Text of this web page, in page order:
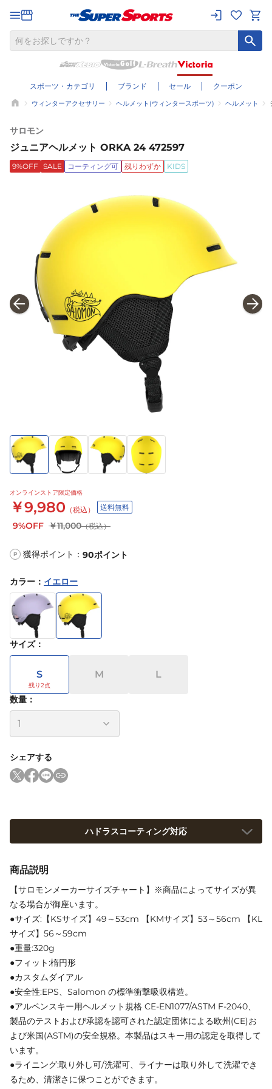
スポーツ・カテゴリ ブランド セール クーポン
ウィンターアクセサリー ヘルメット(ウィンタースポーツ) ヘルメット
サロモン
ジュニアヘルメット ORKA 24 472597
9%OFF SALE コーティング可 残りわずか KIDS
オンラインストア限定価格
￥9,980 （税込） 送料無料
9%OFF ￥11,000（税込）
P 獲得ポイント： 90ポイント
カラー ： イエロー
サイズ：
S M L
数量：
シェアする
ハドラスコーティング対応
商品説明
【サロモンメーカーサイズチャート】※商品によってサイズが異
なる場合が御座います。
●サイズ:【KSサイズ】49～53cm 【KMサイズ】53～56cm 【KL
サイズ】56～59cm
●重量:320g
●フィット:楕円形
●カスタムダイアル
●安全性:EPS、Salomon の標準衝撃吸収構造。
●アルペンスキー用ヘルメット規格 CE-EN1077/ASTM F-2040、
製品のテストおよび承認を認可された認定団体による欧州(CE)お
よび米国(ASTM)の安全規格。本製品はスキー用の認定を取得して
います。
●ライニング:取り外し可/洗濯可、ライナーは取り外して洗濯でき
るため、清潔さに保つことができます。